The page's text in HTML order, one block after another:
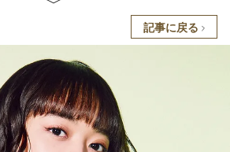
記事に戻る